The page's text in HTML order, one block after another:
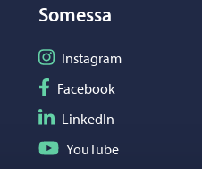
Somessa
Seuraa Instagram
Instagram
Seuraa Facebook
Facebook
Seuraa LinkedIn
LinkedIn
Seuraa YouTube
YouTube